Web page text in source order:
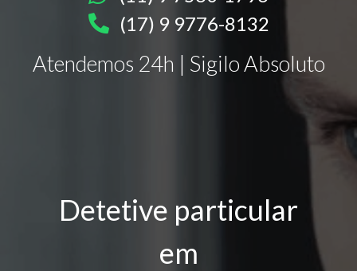
(17) 9 9776-8132
Atendemos 24h | Sigilo Absoluto
Detetive particular
em